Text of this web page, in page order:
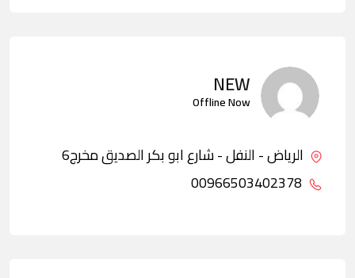
NEW
Offline Now
الرياض - النفل - شارع ابو بكر الصديق مخرج6